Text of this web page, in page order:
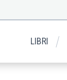
LIBRI